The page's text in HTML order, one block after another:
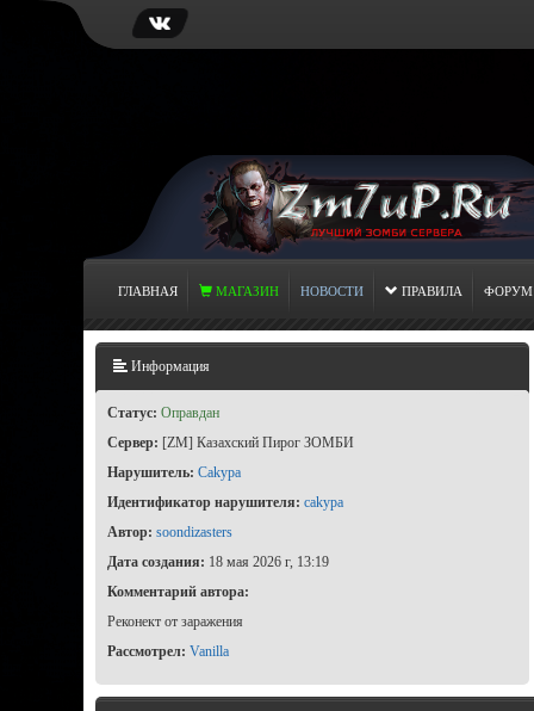
ГЛАВНАЯ МАГАЗИН НОВОСТИ ПРАВИЛА ФОРУМ
Информация
Статус: Оправдан
Сервер: [ZM] Казахский Пирог ЗОМБИ
Нарушитель: Cakypa
Идентификатор нарушителя: cakypa
Автор: soondizasters
Дата создания: 18 мая 2026 г, 13:19
Комментарий автора:
Реконект от заражения
Рассмотрел: Vanilla